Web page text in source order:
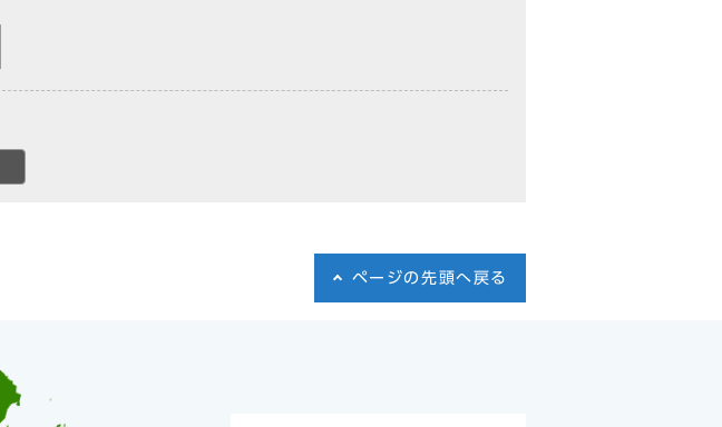
ページの先頭へ戻る